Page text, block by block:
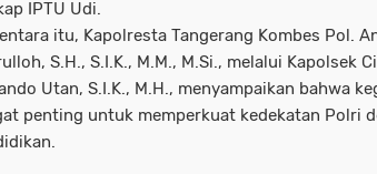
IPTU Udi.
itu, Kapolresta Tangerang Kombes Pol.
S.H., S.I.K., M.M., M.Si., melalui Kapolsek
Utan, S.I.K., M.H., menyampaikan bahwa
penting untuk memperkuat kedekatan Polri